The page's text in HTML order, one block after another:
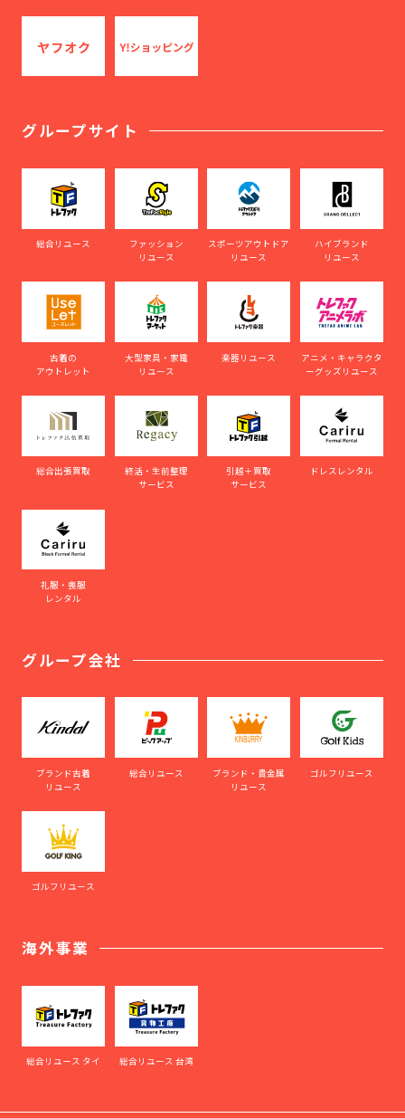
グループサイト
総合リユース
ファッション
リユース
スポーツアウトドア
リユース
ハイブランド
リユース
古着の
アウトレット
大型家具・家電
リユース
楽器リユース
アニメ・キャラクタ
ーグッズリユース
総合出張買取
終活・生前整理
サービス
引越＋買取
サービス
ドレスレンタル
礼服・喪服
レンタル
グループ会社
ブランド古着
リユース
総合リユース
ブランド・貴金属
リユース
ゴルフリユース
ゴルフリユース
海外事業
総合リユース タイ 総合リユース 台湾